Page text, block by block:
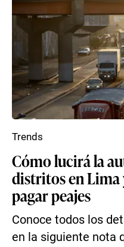
Cómo lucirá la
distritos en Lima
pagar peajes
Conoce todos los
en la siguiente nota
Trends